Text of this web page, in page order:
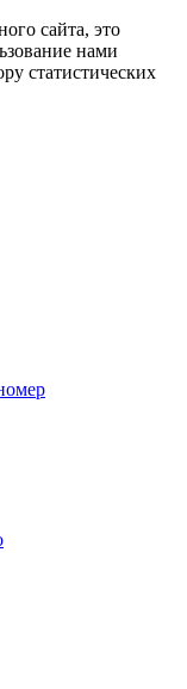
сайта, это
нами
статистических